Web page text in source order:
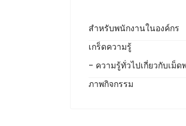
สำหรับพนักงานในองค์กร
เกร็ดความรู้
- ความรู้ทั่วไปเกี่ยวกับเม็ด
ภาพกิจกรรม